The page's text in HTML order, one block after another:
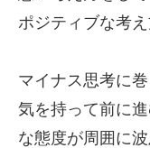
ポジティブな考え
マイナス思考に
気を持って前に
な態度が周囲に